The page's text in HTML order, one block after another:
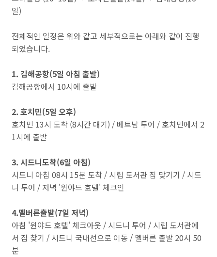
일)
전체적인 일정은 위와 같고 세부적으로는 아래와 같이 진행
되었습니다.
1. 김해공항(5일 아침 출발)
김해공항에서 10시에 출발
2. 호치민(5일 오후)
호치민 13시 도착 (8시간 대기) / 베트남 투어 / 호치민에서 2
1시에 출발
3. 시드니도착(6일 아침)
시드니 아침 08시 15분 도착 / 시립 도서관 짐 맞기기 / 시드
니 투어 / 저녁 '윈야드 호텔' 체크인
4.멜버른출발(7일 저녁)
아침 '윈야드 호텔' 체크아웃 / 시드니 투어 / 시립 도서관에
서 짐 찾기 / 시드니 국내선으로 이동 / 멜버른 출발 20시 50
분